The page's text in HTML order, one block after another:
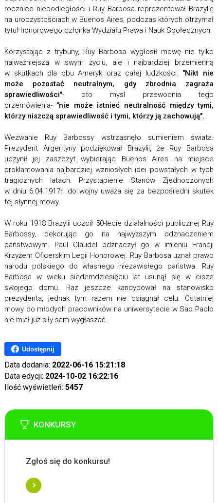
rocznice niepodległości i Ruy Barbosa reprezentował Brazylię
na uroczystościach w Buenos Aires, podczas których otrzymał
tytuł honorowego członka Wydziału Prawa i Nauk Społecznych.
Korzystając z trybuny, Ruy Barbosa wygłosił mowę nie tylko
najważniejszą w swym życiu, ale i najbardziej brzemienną
w skutkach dla obu Ameryk oraz całej ludzkości. "Nikt nie
może pozostać neutralnym, gdy zbrodnia zagraża
sprawiedliwości"- oto myśl przewodnia tego
przemówienia- "nie może istnieć neutralność między tymi,
którzy niszczą sprawiedliwość i tymi, którzy ją zachowują".
Wezwanie Ruy Barbossy wstrząsnęło sumieniem świata.
Prezydent Argentyny podziękował Brazylii, że Ruy Barbosa
uczynił jej zaszczyt wybierając Buenos Aires na miejsce
proklamowania najbardziej wzniosłych idei powstałych w tych
tragicznych latach. Przystąpienie Stanów Zjednoczonych
w dniu 6.04.1917r. do wojny uważa się za bezpośredni skutek
tej słynnej mowy.
W roku 1918 Brazylii uczcił 50-lecie działalności publicznej Ruy
Barbossy, dekorując go na najwyższym odznaczeniem
państwowym. Paul Claudel odznaczył go w imieniu Francji
Krzyżem Oficerskim Legii Honorowej. Ruy Barbosa uznał prawo
narodu polskiego do własnego niezawisłego państwa. Ruy
Barbosa w wieku siedemdziesięciu lat usunął się w cisze
swojego domu. Raz jeszcze kandydował na stanowisko
prezydenta, jednak tym razem nie osiągnął celu. Ostatniej
mowy do młodych pracowników na uniwersytecie w Sao Paolo
nie miał już siły sam wygłaszać.
Udostępnij
Data dodania: 2022-06-16 15:21:18
Data edycji: 2024-10-02 16:22:16
Ilość wyświetleń: 5457
KONKURSY
Zgłoś się do konkursu!